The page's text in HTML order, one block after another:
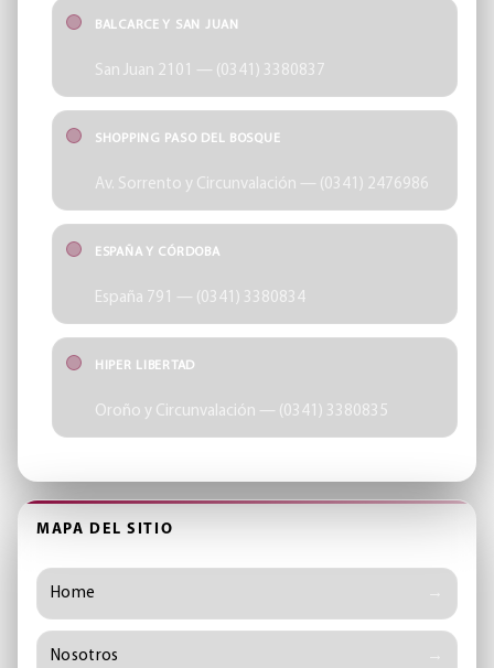
BALCARCE Y SAN JUAN
San Juan 2101 — (0341) 3380837
SHOPPING PASO DEL BOSQUE
Av. Sorrento y Circunvalación — (0341) 2476986
ESPAÑA Y CÓRDOBA
España 791 — (0341) 3380834
HIPER LIBERTAD
Oroño y Circunvalación — (0341) 3380835
MAPA DEL SITIO
Home
Nosotros